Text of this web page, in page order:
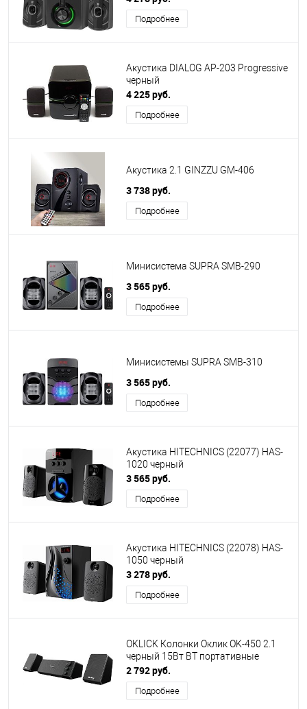
Подробнее
Акустика DIALOG AP-203 Progressive
черный
4 225 руб.
Подробнее
Акустика 2.1 GINZZU GM-406
3 738 руб.
Подробнее
Минисистема SUPRA SMB-290
3 565 руб.
Подробнее
Минисистемы SUPRA SMB-310
3 565 руб.
Подробнее
Акустика HITECHNICS (22077) HAS-
1020 черный
3 565 руб.
Подробнее
Акустика HITECHNICS (22078) HAS-
1050 черный
3 278 руб.
Подробнее
OKLICK Колонки Оклик OK-450 2.1
черный 15Вт BT портативные
2 792 руб.
Подробнее